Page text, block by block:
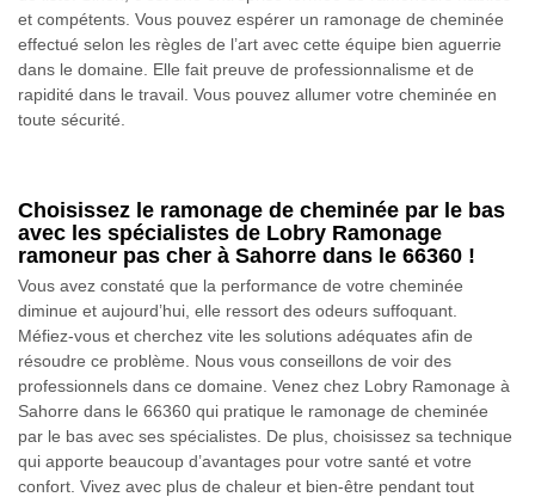
et compétents. Vous pouvez espérer un ramonage de cheminée
effectué selon les règles de l’art avec cette équipe bien aguerrie
dans le domaine. Elle fait preuve de professionnalisme et de
rapidité dans le travail. Vous pouvez allumer votre cheminée en
toute sécurité.
Choisissez le ramonage de cheminée par le bas
avec les spécialistes de Lobry Ramonage
ramoneur pas cher à Sahorre dans le 66360 !
Vous avez constaté que la performance de votre cheminée
diminue et aujourd’hui, elle ressort des odeurs suffoquant.
Méfiez-vous et cherchez vite les solutions adéquates afin de
résoudre ce problème. Nous vous conseillons de voir des
professionnels dans ce domaine. Venez chez Lobry Ramonage à
Sahorre dans le 66360 qui pratique le ramonage de cheminée
par le bas avec ses spécialistes. De plus, choisissez sa technique
qui apporte beaucoup d’avantages pour votre santé et votre
confort. Vivez avec plus de chaleur et bien-être pendant tout